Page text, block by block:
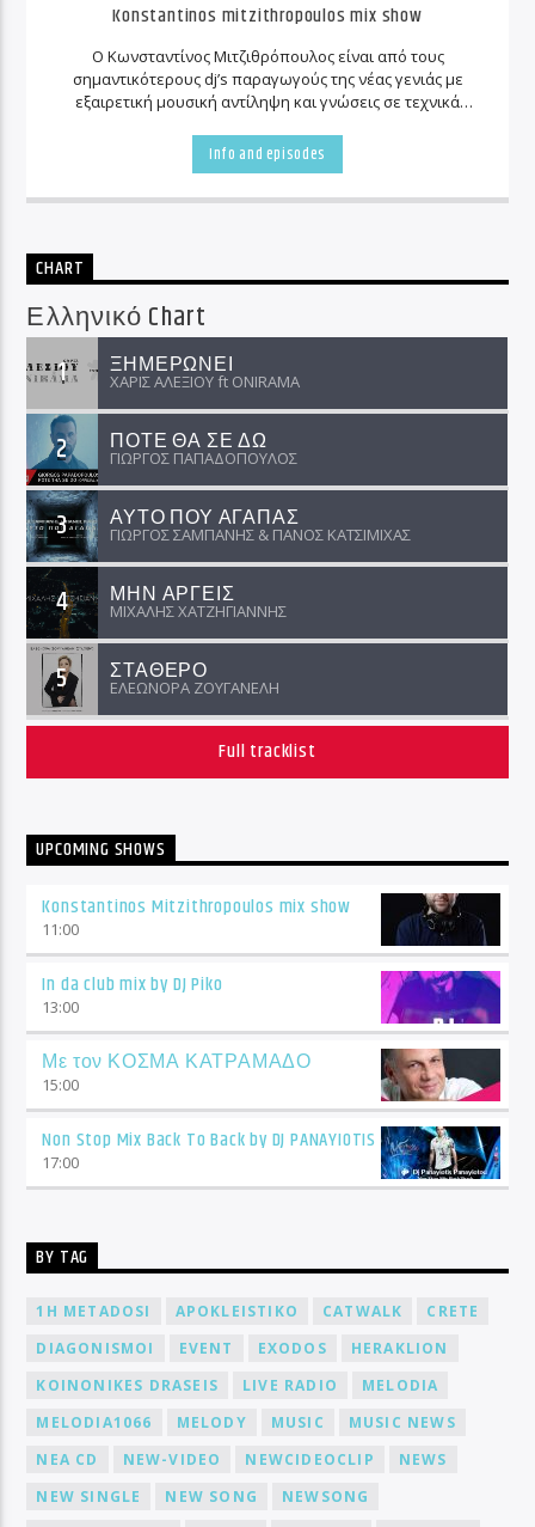
Konstantinos mitzithropoulos mix show
Ο Κωνσταντίνος Μιτζιθρόπουλος είναι από τους
σημαντικότερουςdj’s παραγωγούς της νέας γενιάς με
εξαιρετική μουσική αντίληψη και γνώσεις σε τεχνικά
τους πλέον ταλαντούχους και το αποτέλεσμα
αποτυπώνεται στις δημιουργίες του που κοσμούν σε
εβδομαδιαία βάση μερικούς από τους μεγαλύτερους
Info and episodes
CHART
Ελληνικό Chart
1 ΞΗΜΕΡΩΝΕΙ
ΧΑΡΙΣ ΑΛΕΞΙΟΥ ft ΟNIRAMA
2 ΠΟΤΕ ΘΑ ΣΕ ΔΩ
ΓΙΩΡΓΟΣ ΠΑΠΑΔΟΠΟΥΛΟΣ
3 ΑΥΤΟ ΠΟΥ ΑΓΑΠΑΣ
ΓΙΩΡΓΟΣ ΣΑΜΠΑΝΗΣ & ΠΑΝΟΣ ΚΑΤΣΙΜΙΧΑΣ
4 ΜΗΝ ΑΡΓΕΙΣ
ΜΙΧΑΛΗΣ ΧΑΤΖΗΓΙΑΝΝΗΣ
5 ΣΤΑΘΕΡΟ
ΕΛΕΩΝΟΡΑ ΖΟΥΓΑΝΕΛΗ
Full tracklist
UPCOMING SHOWS
Konstantinos Mitzithropoulos mix show
11:00
In da club mix by DJ Piko
13:00
Με τον ΚΟΣΜΑ ΚΑΤΡΑΜΑΔΟ
15:00
Non Stop Mix Back To Back by DJ PANAYIOTIS
17:00
BY TAG
1H METADOSI APOKLEISTIKO CATWALK
CRETE
DIAGONISMOI
EVENT EXODOS
HERAKLION
KOINONIKES DRASEIS
LIVE RADIO
MELODIA
MELODIA1066
MELODY MUSIC
MUSIC NEWS
NEA CD
NEW-VIDEO NEWCIDEOCLIP
NEWS
NEW SINGLE
NEW SONG
NEWSONG